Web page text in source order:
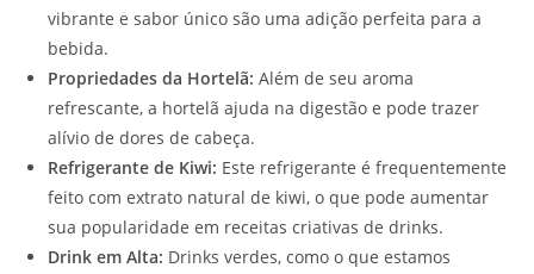
vibrante e sabor único são uma adição perfeita para a
bebida.
Propriedades da Hortelã: Além de seu aroma
refrescante, a hortelã ajuda na digestão e pode trazer
alívio de dores de cabeça.
Refrigerante de Kiwi: Este refrigerante é frequentemente
feito com extrato natural de kiwi, o que pode aumentar
sua popularidade em receitas criativas de drinks.
Drink em Alta: Drinks verdes, como o que estamos